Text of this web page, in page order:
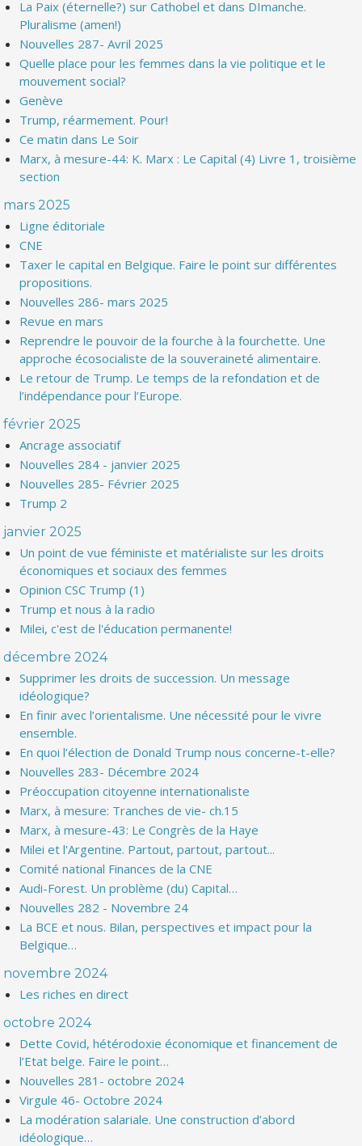
La Paix (éternelle?) sur Cathobel et dans DImanche.
Pluralisme (amen!)
Nouvelles 287- Avril 2025
Quelle place pour les femmes dans la vie politique et le
mouvement social?
Genève
Trump, réarmement. Pour!
Ce matin dans Le Soir
Marx, à mesure-44: K. Marx : Le Capital (4) Livre 1, troisième
section
mars 2025
Ligne éditoriale
CNE
Taxer le capital en Belgique. Faire le point sur différentes
propositions.
Nouvelles 286- mars 2025
Revue en mars
Reprendre le pouvoir de la fourche à la fourchette. Une
approche écosocialiste de la souveraineté alimentaire.
Le retour de Trump. Le temps de la refondation et de
l’indépendance pour l’Europe.
février 2025
Ancrage associatif
Nouvelles 284 - janvier 2025
Nouvelles 285- Février 2025
Trump 2
janvier 2025
Un point de vue féministe et matérialiste sur les droits
économiques et sociaux des femmes
Opinion CSC Trump (1)
Trump et nous à la radio
Milei, c'est de l'éducation permanente!
décembre 2024
Supprimer les droits de succession. Un message
idéologique?
En finir avec l’orientalisme. Une nécessité pour le vivre
ensemble.
En quoi l’élection de Donald Trump nous concerne-t-elle?
Nouvelles 283- Décembre 2024
Préoccupation citoyenne internationaliste
Marx, à mesure: Tranches de vie- ch.15
Marx, à mesure-43: Le Congrès de la Haye
Milei et l'Argentine. Partout, partout, partout...
Comité national Finances de la CNE
Audi-Forest. Un problème (du) Capital…
Nouvelles 282 - Novembre 24
La BCE et nous. Bilan, perspectives et impact pour la
Belgique…
novembre 2024
Les riches en direct
octobre 2024
Dette Covid, hétérodoxie économique et financement de
l’Etat belge. Faire le point…
Nouvelles 281- octobre 2024
Virgule 46- Octobre 2024
La modération salariale. Une construction d’abord
idéologique…